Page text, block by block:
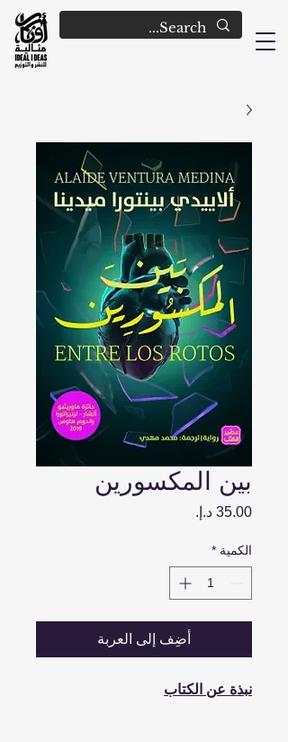
بين المكسورين
الكمية *
أضِف إلى العربة
نبذة عن الكتاب